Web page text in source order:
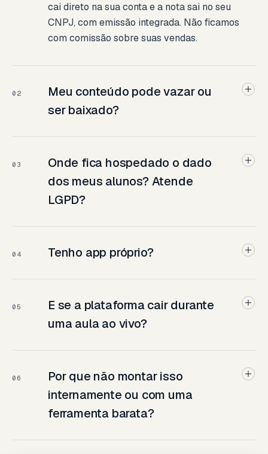
cai direto na sua conta e a nota sai no seu
CNPJ, com emissão integrada. Não ficamos
com comissão sobre suas vendas.
02
Meu conteúdo pode vazar ou
ser baixado?
03
Onde fica hospedado o dado
dos meus alunos? Atende
LGPD?
04 Tenho app próprio?
05
E se a plataforma cair durante
uma aula ao vivo?
06
Por que não montar isso
internamente ou com uma
ferramenta barata?